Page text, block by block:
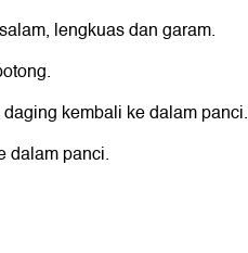
lengkuas dan garam.
kembali ke dalam panci.
dalam panci.